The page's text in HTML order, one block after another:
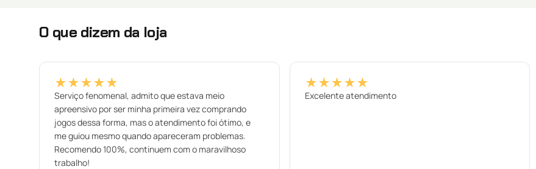
O que dizem da loja
★★★★★
Serviço fenomenal, admito que estava meio
apreensivo por ser minha primeira vez comprando
jogos dessa forma, mas o atendimento foi ótimo, e
me guiou mesmo quando apareceram problemas.
Recomendo 100%, continuem com o maravilhoso
trabalho!
★★★★★
Excelente atendimento